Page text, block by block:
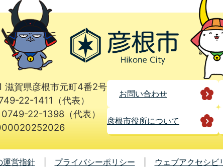
滋賀県彦根市元町4番2号
22-1411（代表）
22-1398（代表）
お問い合わせ
彦根市役所について
運営指針 プライバシーポリシー ウェブアクセシビ